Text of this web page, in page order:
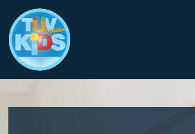
Zum Inhalt wechseln